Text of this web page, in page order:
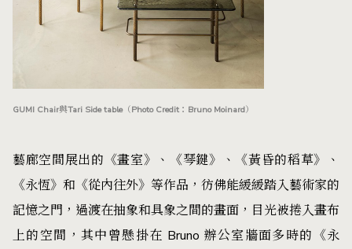
GUMI Chair與Tari Side table（Photo Credit：Bruno Moinard）
藝廊空間展出的《畫室》、《琴鍵》、《黃昏的稻草》、
《永恆》和《從內往外》等作品，彷佛能緩緩踏入藝術家的
記憶之門，過渡在抽象和具象之間的畫面，目光被捲入畫布
上的空間，其中曾懸掛在 Bruno 辦公室牆面多時的《永